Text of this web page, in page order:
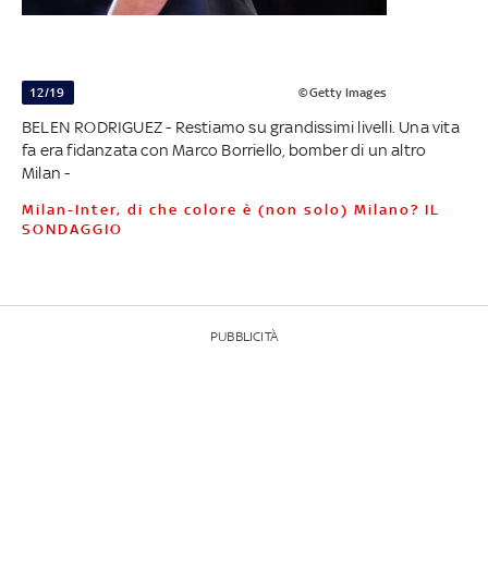
12/19 ©Getty Images
BELEN RODRIGUEZ - Restiamo su grandissimi livelli. Una vita
fa era fidanzata con Marco Borriello, bomber di un altro
Milan -
Milan-Inter, di che colore è (non solo) Milano? IL
SONDAGGIO
PUBBLICITÀ